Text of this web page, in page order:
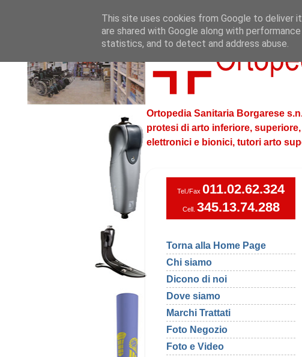
Ortopedia Sanitaria Borgarese
protesi di arto inferiore,
elettronici e bionici, tutori arto
Tel./Fax 011.02.62.324
Cell. 345.13.74.288
Torna alla Home Page
Chi siamo
Dicono di noi
Dove siamo
Marchi Trattati
Foto Negozio
Foto e Video
This site uses cookies from Google to deliver
are shared with Google along with
statistics, and to detect and address abuse.